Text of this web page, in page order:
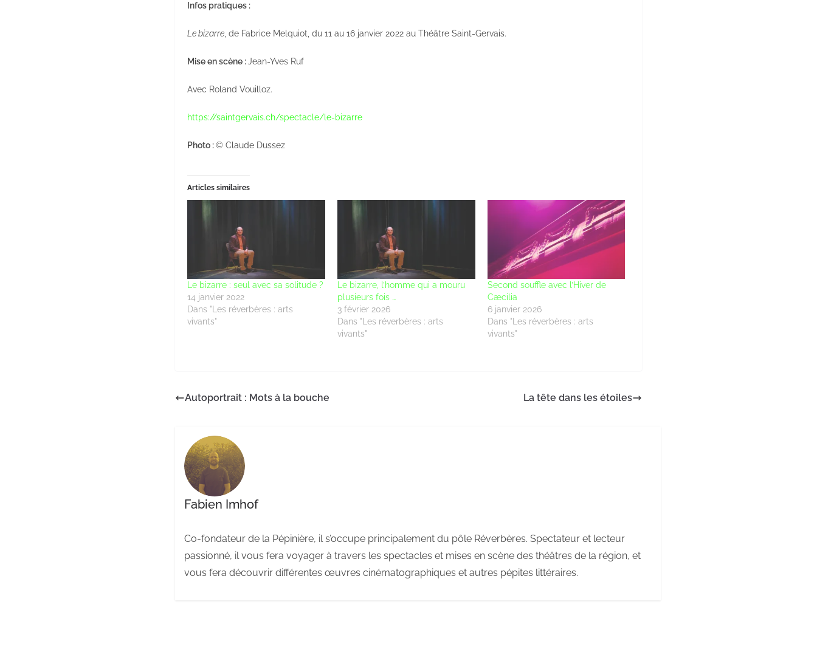
Infos pratiques :
Le bizarre , de Fabrice Melquiot, du 11 au 16 janvier 2022 au Théâtre Saint-Gervais.
Mise en scène :Jean-Yves Ruf
Avec Roland Vouilloz.
https://saintgervais.ch/spectacle/le-bizarre
Photo :© Claude Dussez
Articles similaires
Le bizarre : seul avec sa solitude ?
14 janvier 2022
Dans "Les réverbères : arts
vivants"
Le bizarre, l’homme qui a mouru
plusieurs fois …
3 février 2026
Dans "Les réverbères : arts
vivants"
Second souffle avec l’Hiver de
Cæcilia
6 janvier 2026
Dans "Les réverbères : arts
vivants"
Autoportrait : Mots à la bouche La tête dans les étoiles
Fabien Imhof
Co-fondateur de la Pépinière, il s’occupe principalement du pôle Réverbères. Spectateur et lecteur
passionné, il vous fera voyager à travers les spectacles et mises en scène des théâtres de la région, et
vous fera découvrir différentes œuvres cinématographiques et autres pépites littéraires.